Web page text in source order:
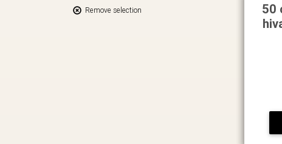
Remove selection
50